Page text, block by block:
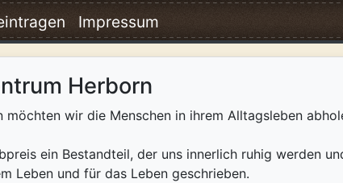
Impressum
Herborn
möchten wir die Menschen in ihrem Alltagsleben
ein Bestandteil, der uns innerlich ruhig werden
Leben und für das Leben geschrieben.